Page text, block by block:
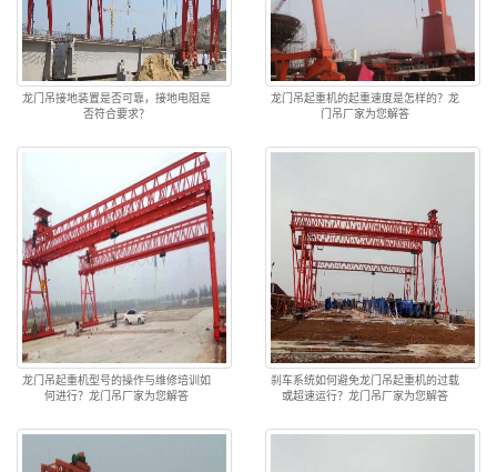
龙门吊接地装置是否可靠，接地电阻是
否符合要求？
龙门吊起重机的起重速度是怎样的？龙
门吊厂家为您解答
龙门吊起重机型号的操作与维修培训如
何进行？龙门吊厂家为您解答
刹车系统如何避免龙门吊起重机的过载
或超速运行？龙门吊厂家为您解答